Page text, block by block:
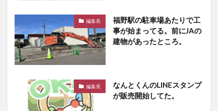
編集長
福野駅の駐車場あたりで工
事が始まってる。前にJAの
建物があったところ。
編集長
なんとくんのLINEスタンプ
が販売開始してた。